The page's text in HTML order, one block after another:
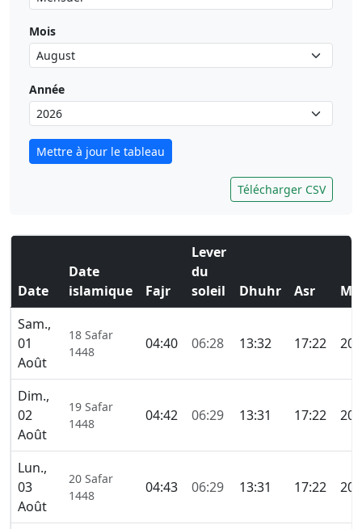
Mois
Année
Mettre à jour le tableau
Télécharger CSV
Date
Date
islamique
Fajr
Lever
du
soleil
Dhuhr Asr
Sam.,
01
Août
18 Safar
1448
04:40 06:28 13:32 17:22
Dim.,
02
Août
19 Safar
1448
04:42 06:29 13:31 17:22
Lun.,
03
Août
20 Safar
1448
04:43 06:29 13:31 17:22